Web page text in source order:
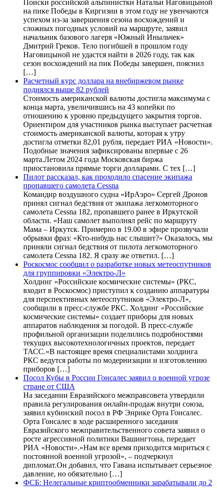
Поиски российской альпинистки Натальи Наговицыной
на пике Победы в Киргизии в этом году не увенчаются
успехом из-за завершения сезона восхождений и
сложных погодных условий на маршруте, заявил
начальник базового лагеря «Южный Иныльчек»
Дмитрий Греков. Тело погибшей в прошлом году
Наговицыной не удастся найти в 2026 году, так как
сезон восхождений на пик Победы завершен, пояснил
[…]
Расчетный курс доллара на внебиржевом рынке
поднялся выше 82 рублей
Стоимость американской валюты достигла максимума с
конца марта, увеличившись на 43 копейки по
отношению к уровню предыдущего закрытия торгов.
Ориентиром для участников рынка выступает расчетная
стоимость американской валюты, которая к утру
достигла отметки 82,01 рубля, передает РИА «Новости».
Подобные значения зафиксированы впервые с 26
марта.Летом 2024 года Московская биржа
приостановила прямые торги долларами. С тех […]
Пилот рассказал, как проходило спасение экипажа
пропавшего самолета Cessna
Командир воздушного судна «ИрАэро» Сергей Дронов
принял сигнал бедствия от экипажа легкомоторного
самолета Cessna 182, пропавшего ранее в Иркутской
области. «Наш самолет выполнял рейс по маршруту
Мама – Иркутск. Примерно в 19.00 в эфире прозвучали
обрывки фраз: «Кто-нибудь нас слышит?» Оказалось, мы
приняли сигнал бедствия от пилота легкомоторного
самолета Cessna 182. Я сразу же ответил. […]
Роскосмос сообщил о разработке новых метеоспутников
для группировки «Электро-Л»
Холдинг «Российские космические системы» (РКС,
входит в Роскосмос) приступил к созданию аппаратуры
для перспективных метеоспутников «Электро-Л»,
сообщили в пресс-службе РКС. Холдинг «Российские
космические системы» создает приборы для новых
аппаратов наблюдения за погодой. В пресс-службе
профильной организации поделились подробностями
текущих высокотехнологичных проектов, передает
ТАСС.«В настоящее время специалистами холдинга
РКС ведутся работы по модернизации и изготовлению
приборов […]
Посол Кубы в России Гонсалес заявил о военной угрозе
стране от США
На заседании Евразийского межправсовета утвердили
правила регулирования онлайн-продаж внутри союза,
заявил кубинский посол в РФ Энрике Орта Гонсалес.
Орта Гонсалес в ходе расширенного заседания
Евразийского межправительственного совета заявил о
росте агрессивной политики Вашингтона, передает
РИА «Новости».«Нам все время приходится мириться с
постоянной военной угрозой», – подчеркнул
дипломат.Он добавил, что Гавана испытывает серьезное
давление, но обязательно […]
ФСБ: Нелегальные криптообменники зарабатывали до 2